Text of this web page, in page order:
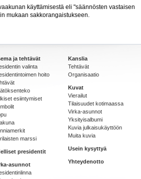
käyttämisestä eli "säännösten vastaisen
mukaan sakkorangaistukseen.
ja tehtävät
valinta
hoito
esiintymiset
marssi
presidentit
asunnot
Kanslia
Tehtävät
Organisaatio
Kuvat
Vierailut
Tilaisuudet kotimaassa
Virka-asunnot
Yksityisalbumi
Kuvia julkaisukäyttöön
Muita kuvia
Usein kysyttyä
Yhteydenotto